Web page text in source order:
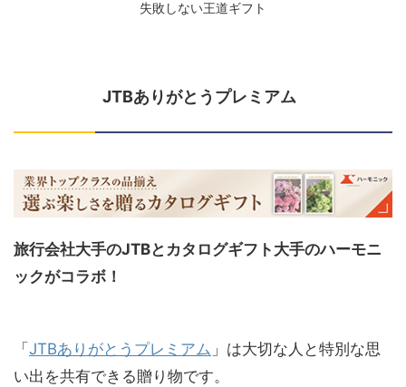
失敗しない王道ギフト
JTBありがとうプレミアム
旅行会社大手のJTBとカタログギフト大手のハーモニ
ックがコラボ！
「 JTBありがとうプレミアム 」は大切な人と特別な思
い出を共有できる贈り物です。